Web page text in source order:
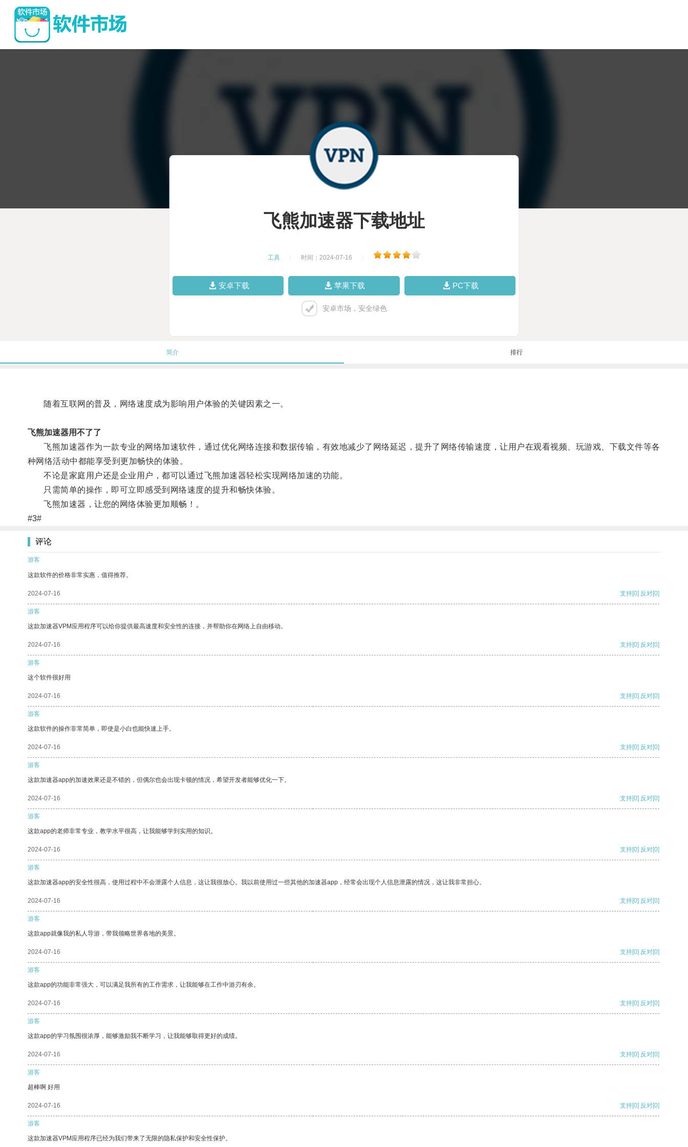
飞熊加速器下载地址
工具 时间：2024-07-16
安卓下载 苹果下载 PC下载
安卓市场，安全绿色
简介 排行
随着互联网的普及，网络速度成为影响用户体验的关键因素之一。
飞熊加速器用不了了
飞熊加速器作为一款专业的网络加速软件，通过优化网络连接和数据传输，有效地减少了网络延迟，提升了网络传输速度，让用户在观看视频、玩游戏、下载文件等各
种网络活动中都能享受到更加畅快的体验。
不论是家庭用户还是企业用户，都可以通过飞熊加速器轻松实现网络加速的功能。
只需简单的操作，即可立即感受到网络速度的提升和畅快体验。
飞熊加速器，让您的网络体验更加顺畅！。
#3#
评论
游客
这款软件的价格非常实惠，值得推荐。
2024-07-16 支持[0] 反对[0]
游客
这款加速器VPM应用程序可以给你提供最高速度和安全性的连接，并帮助你在网络上自由移动。
2024-07-16 支持[0] 反对[0]
游客
这个软件很好用
2024-07-16 支持[0] 反对[0]
游客
这款软件的操作非常简单，即使是小白也能快速上手。
2024-07-16 支持[0] 反对[0]
游客
这款加速器app的加速效果还是不错的，但偶尔也会出现卡顿的情况，希望开发者能够优化一下。
2024-07-16 支持[0] 反对[0]
游客
这款app的老师非常专业，教学水平很高，让我能够学到实用的知识。
2024-07-16 支持[0] 反对[0]
游客
这款加速器app的安全性很高，使用过程中不会泄露个人信息，这让我很放心。我以前使用过一些其他的加速器app，经常会出现个人信息泄露的情况，这让我非常担心。
2024-07-16 支持[0] 反对[0]
游客
这款app就像我的私人导游，带我领略世界各地的美景。
2024-07-16 支持[0] 反对[0]
游客
这款app的功能非常强大，可以满足我所有的工作需求，让我能够在工作中游刃有余。
2024-07-16 支持[0] 反对[0]
游客
这款app的学习氛围很浓厚，能够激励我不断学习，让我能够取得更好的成绩。
2024-07-16 支持[0] 反对[0]
游客
超棒啊 好用
2024-07-16 支持[0] 反对[0]
游客
这款加速器VPM应用程序已经为我们带来了无限的隐私保护和安全性保护。